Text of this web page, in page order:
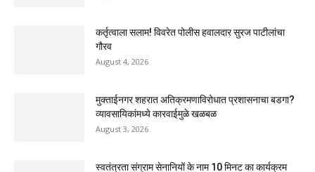
कर्तृत्वाला सलाम! विवरेत पोलीस हवालदार सुरज पाटीलांचा
गौरव
August 4, 2026
मुक्ताईनगर शहरात अतिक्रमणाविरोधात प्रशासनाचा बडगा?
व्यावसायिकांमध्ये कारवाईमुळे खळबळ
August 3, 2026
स्वतंत्रता संग्राम सेनानियों के नाम 10 मिनट का कार्यक्रम